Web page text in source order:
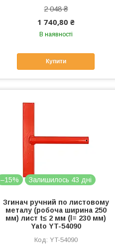
2 048 ₴
1 740,80 ₴
В наявності
Купити
–15% Залишилось 43 дні
Згинач ручний по листовому
металу (робоча ширина 250
мм) лист t≤ 2 мм (l= 230 мм)
Yato YT-54090
YT-54090